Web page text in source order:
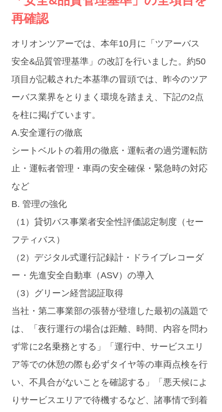
再確認
オリオンツアーでは、本年10月に「ツアーバス
安全&品質管理基準」の改訂を行いました。約50
項目が記載された本基準の冒頭では、昨今のツア
ーバス業界をとりまく環境を踏まえ、下記の2点
を柱に掲げています。
A.安全運行の徹底
シートベルトの着用の徹底・運転者の過労運転防
止・運転者管理・車両の安全確保・緊急時の対応
など
B. 管理の強化
（1）貸切バス事業者安全性評価認定制度（セー
フティバス）
（2）デジタル式運行記録計・ドライブレコーダ
ー・先進安全自動車（ASV）の導入
（3）グリーン経営認証取得
当社・第二事業部の張替が登壇した最初の議題で
は、「夜行運行の場合は距離、時間、内容を問わ
ず常に2名乗務とする」「運行中、サービスエリ
ア等での休憩の際も必ずタイヤ等の車両点検を行
い、不具合がないことを確認する」「悪天候によ
りサービスエリアで待機するなど、諸事情で到着